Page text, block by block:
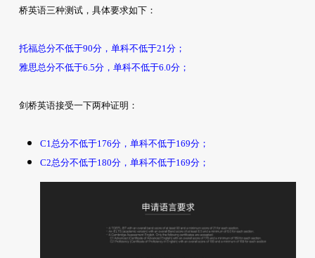
桥英语三种测试，具体要求如下：
托福总分不低于90分，单科不低于21分；
雅思总分不低于6.5分，单科不低于6.0分；
剑桥英语接受一下两种证明：
C1总分不低于176分，单科不低于169分；
C2总分不低于180分，单科不低于169分；